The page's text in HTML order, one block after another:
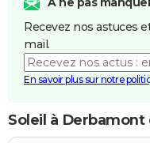
Recevez nos astuces
mail.
En savoir plus sur notre
Soleil à Derbamont